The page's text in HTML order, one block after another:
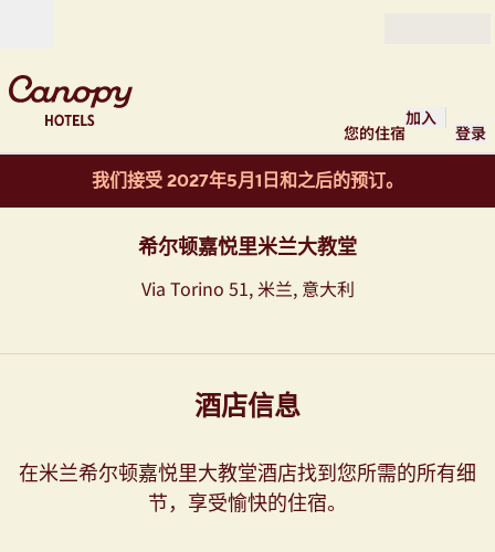
您的住宿
加入
登录
我们接受 2027年5月1日和之后的预订。
希尔顿嘉悦里米兰大教堂
Via Torino 51, 米兰, 意大利
酒店信息
在米兰希尔顿嘉悦里大教堂酒店找到您所需的所有细
节，享受愉快的住宿。